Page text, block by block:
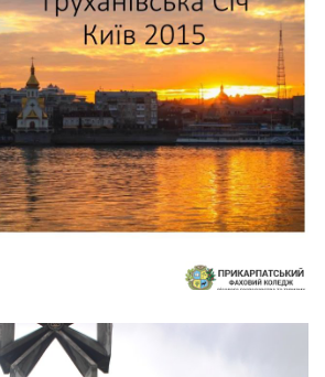
ВИШКІЛ - ТРУХАНІВ ОСТРІВ - 2015
Життя коледжу
/
Студентське життя
/
Інше